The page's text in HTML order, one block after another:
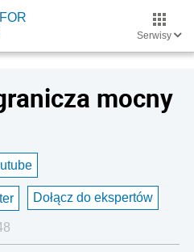
Serwisy
mocny
Dołącz do ekspertów